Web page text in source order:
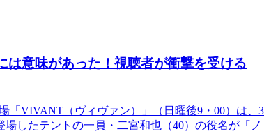
は意味があった！視聴者が衝撃を受ける
「VIVANT（ヴィヴァン）」（日曜後9・00）は、3
したテントの一員・二宮和也（40）の役名が「ノ